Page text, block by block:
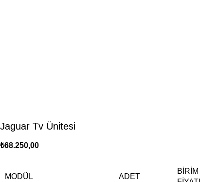
Jaguar Tv Ünitesi
₺68.250,00
MODÜL ADET
BIRIM